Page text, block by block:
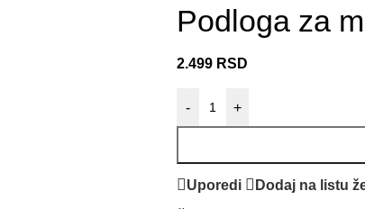
Podloga za
2.499 RSD
- +
Uporedi Dodaj na listu